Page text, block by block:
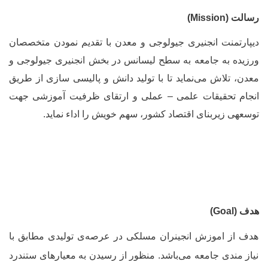
(
Mission
)
انجنیری جیولوجی و معدن با تقدیم نمودن متخصصان
به جامعه به سطح لیسانس در بخش انجنیری جیولوجی و
تلاش مینماید تا با تولید دانش و پالیسی سازی از طریق
تحقیقات علمی – عملی و ارتقای ظرفیت آموزشی جهت
زیربنای اقتصاد کشور، سهم خویش را اداء نماید.
(
Goal
)
از اموزش انجینران مسلکی در عرصهی تولیدی مطابق با
مندی جامعه میباشد. منظور از رسیدن به معیارهای ستندرد